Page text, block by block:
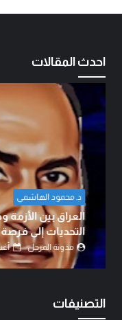
احدث المقالات
د. محمود الهاشمي
العراق بين الأزمة
التحديات إلى فرصة
مدونة المرجل
التصنيفات